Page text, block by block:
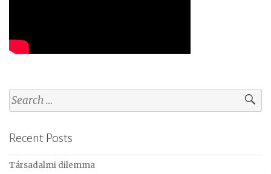
S
e
r
c
h
Recent Posts
Társadalmi dilemma